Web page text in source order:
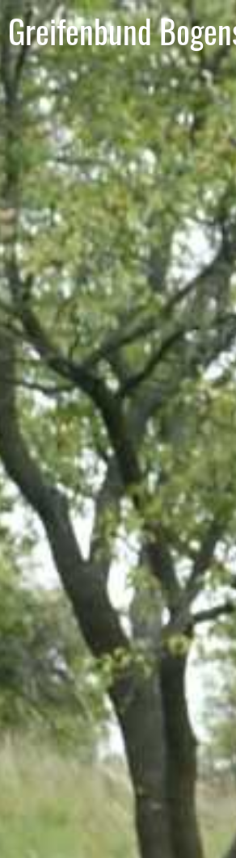
Greifenbund